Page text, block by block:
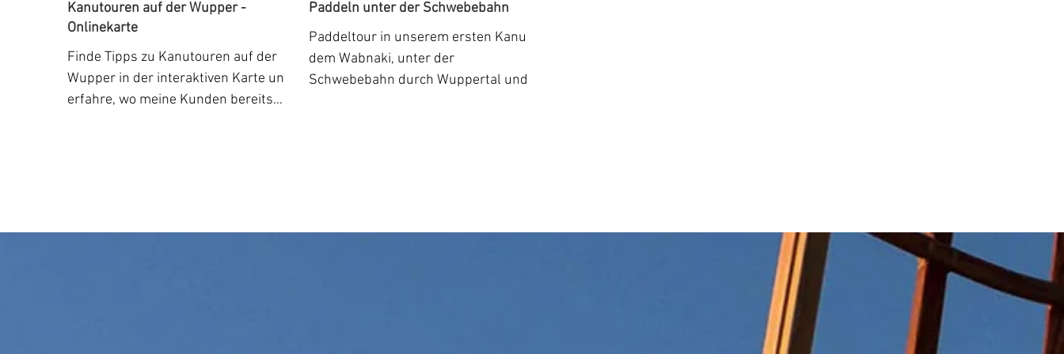
Kanutouren auf der Wupper -
Onlinekarte
Finde Tipps zu Kanutouren auf der
Wupper in der interaktiven Karte und
erfahre, wo meine Kunden bereits
Paddeln unter der Schwebebahn
Paddeltour in unserem ersten Kanu,
dem Wabnaki, unter der
Schwebebahn durch Wuppertal und